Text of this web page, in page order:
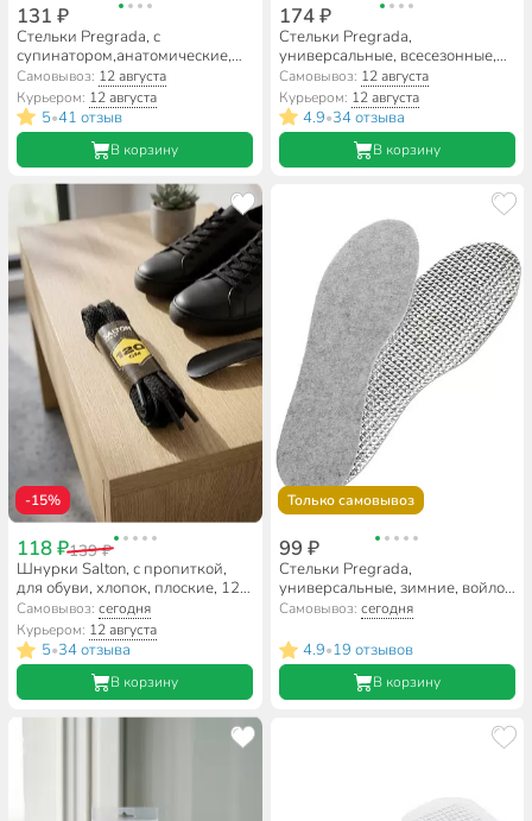
131 ₽
Стельки Pregrada, с
супинатором,анатомические,
всесезонные, полиуретан,
размер 35-39, GL-010
Самовывоз: 12 августа
Курьером: 12 августа
5•41 отзыв
В корзину
174 ₽
Стельки Pregrada,
универсальные, всесезонные,
кожа, плоские, размер 41-45,
GL-012
Самовывоз: 12 августа
Курьером: 12 августа
4.9•34 отзыва
В корзину
-15%
118 ₽139 ₽
Шнурки Salton, с пропиткой,
для обуви, хлопок, плоские, 120
см, черные
Самовывоз:сегодня
Курьером: 12 августа
5•34 отзыва
В корзину
Только самовывоз
99 ₽
Стельки Pregrada,
универсальные, зимние, войлок
+ фольга, размер 36-46, GL-002
Самовывоз: сегодня
4.9•19 отзывов
В корзину